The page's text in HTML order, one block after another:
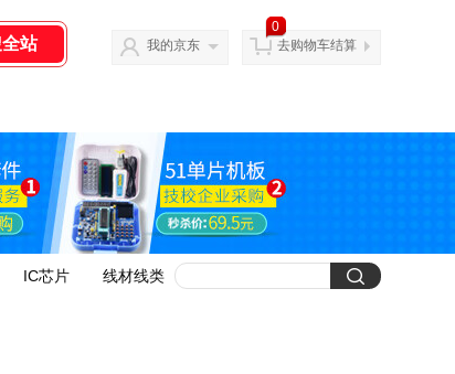
我的京东
0
去购物车结算
IC芯片 线材线类